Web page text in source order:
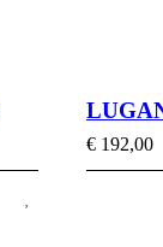
€ 192,00